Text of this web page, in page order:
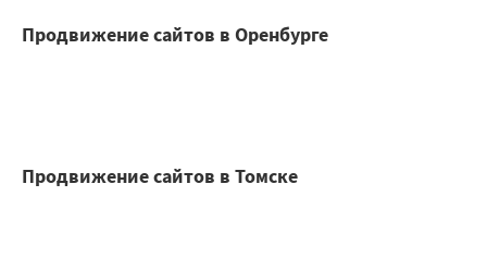
Продвижение сайтов в Оренбурге
Продвижение сайтов в Томске